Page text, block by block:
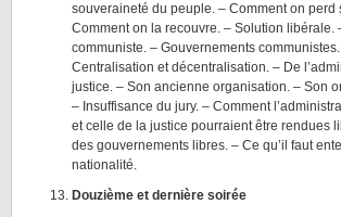
souveraineté du peuple. – Comment on perd
Comment on la recouvre. – Solution libérale.
communiste. – Gouvernements
Centralisation et décentralisation. – De
justice. – Son ancienne organisation. – Son
– Insuffisance du jury. – Comment
et celle de la justice pourraient être rendues
des gouvernements libres. – Ce qu’il faut
nationalité.
Douzième et dernière soirée